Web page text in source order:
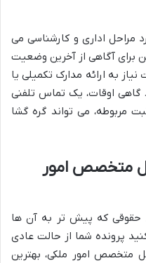
مراحل اداری و کارشناسی می
برای آگاهی از آخرین وضعیت
به ارائه مدارک تکمیلی یا
گاهی اوقات، یک تماس تلفنی
مربوطه، می تواند گره گشا
متخصص امور
حقوقی که پیش تر به آن ها
پرونده شما از حالت عادی
متخصص امور ملکی، بهترین